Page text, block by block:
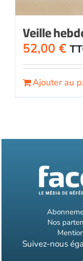
Veille
52,00 €
Ajouter au
Nos
Suivez-nous